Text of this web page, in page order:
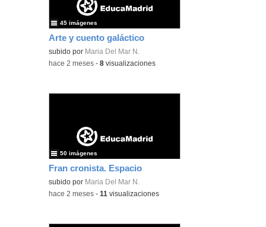
Arte y cuento galáctico
subido por Maria Del Mar N.
45 imágenes
-hace 2 meses -8 visualizaciones
Fran cronista. Espacio
subido por Maria Del Mar N.
50 imágenes
-hace 2 meses -11 visualizaciones